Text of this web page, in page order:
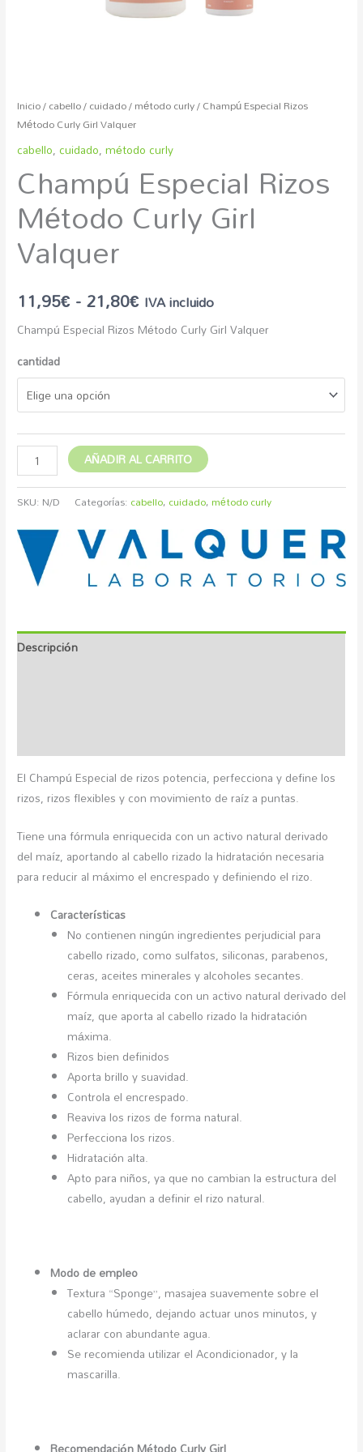
Inicio/cabello/cuidado/método curly/ Champú Especial Rizos
Método Curly Girl Valquer
cabello,cuidado,método curly
Champú Especial Rizos
Método Curly Girl
Valquer
11,95€-21,80€ IVA incluido
Champú Especial Rizos Método Curly Girl Valquer
cantidad
AÑADIR AL CARRITO
SKU: N/D Categorías: cabello, cuidado,método curly
Descripción
El Champú Especial de rizos potencia, perfecciona y define los
rizos, rizos flexibles y con movimiento de raíz a puntas.
Tiene una fórmula enriquecida con un activo natural derivado
del maíz, aportando al cabello rizado la hidratación necesaria
para reducir al máximo el encrespado y definiendo el rizo.
Características
No contienen ningún ingredientes perjudicial para
cabello rizado, como sulfatos, siliconas, parabenos,
ceras, aceites minerales y alcoholes secantes.
Fórmula enriquecida con un activo natural derivado del
maíz, que aporta al cabello rizado la hidratación
máxima.
Rizos bien definidos
Aporta brillo y suavidad.
Controla el encrespado.
Reaviva los rizos de forma natural.
Perfecciona los rizos.
Hidratación alta.
Apto para niños, ya que no cambian la estructura del
cabello, ayudan a definir el rizo natural.
Modo de empleo
Textura “Sponge”, masajea suavemente sobre el
cabello húmedo, dejando actuar unos minutos, y
aclarar con abundante agua.
Se recomienda utilizar el Acondicionador, y la
mascarilla.